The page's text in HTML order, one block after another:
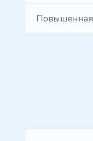
Повышенная